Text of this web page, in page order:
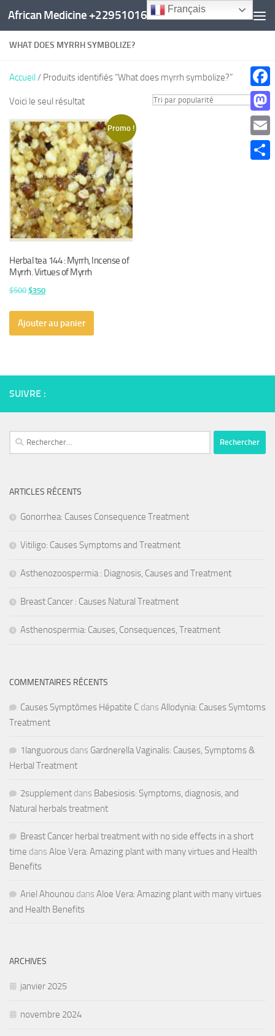
Au dessous du contenu
African Medicine +22951016960
WHAT DOES MYRRH SYMBOLIZE?
Accueil/ Produits identifiés “What does myrrh symbolize?”
Voici le seul résultat
Promo !
Herbal tea 144 : Myrrh, Incense of
Myrrh. Virtues of Myrrh
$500 Le
initial
était :
$350Le
est :
Ajouter au panier
SUIVRE :
Rechercher :
ARTICLES RÉCENTS
Gonorrhea: Causes Consequence Treatment
Vitiligo: Causes Symptoms and Treatment
Asthenozoospermia : Diagnosis, Causes and Treatment
Breast Cancer : Causes Natural Treatment
Asthenospermia: Causes, Consequences, Treatment
COMMENTAIRES RÉCENTS
Causes Symptômes Hépatite C dans Allodynia: Causes Symtoms
Treatment
1languorous dans Gardnerella Vaginalis: Causes, Symptoms &
Herbal Treatment
2supplement dans Babesiosis: Symptoms, diagnosis, and
Natural herbals treatment
Breast Cancer herbal treatment with no side effects in a short
time dans Aloe Vera: Amazing plant with many virtues and Health
Benefits
Ariel Ahounou dans Aloe Vera: Amazing plant with many virtues
and Health Benefits
ARCHIVES
janvier 2025
novembre 2024
Email
Français